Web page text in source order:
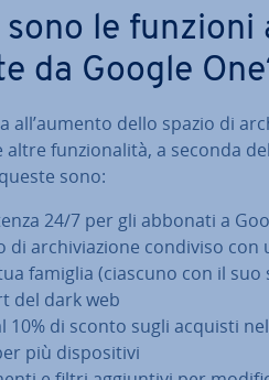
sono le funzioni
da Google
all’aumento dello spazio di
altre fun­zio­na­li­tà, a seconda
sono:
24/7 per gli abbonati a
di ar­chi­via­zio­ne condiviso
famiglia (ciascuno con il suo
del dark web
10% di sconto sugli acquisti
più di­spo­si­ti­vi